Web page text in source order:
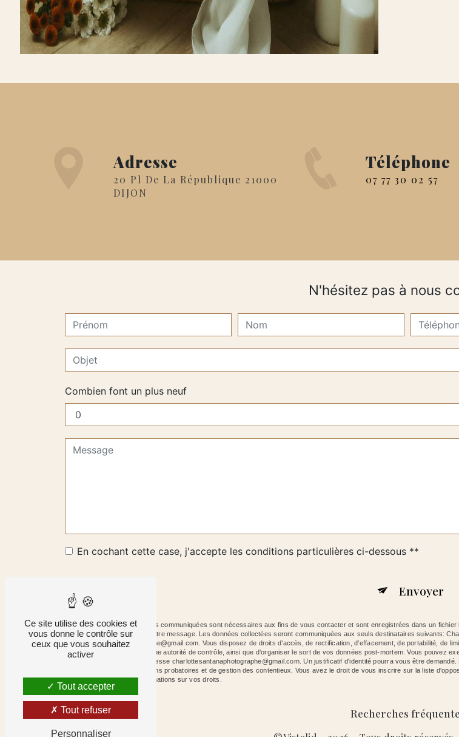
Adresse
20 Pl De La République 21000
DIJON
Téléphone
07 77 30 02 57
N'hésitez pas à nous
Combien font un plus neuf
En cochant cette case, j'accepte les conditions particulières ci-dessous **
Envoyer
** Les données personnelles communiquées sont nécessaires aux fins de vous contacter et sont enregistrées dans un
le seul but de répondre à votre message. Les données collectées seront communiquées aux seuls destinataires suivants:
charlottesantanaphotographe@gmail.com. Vous disposez de droits d’accès, de rectification, d’effacement, de portabilité, de
une réclamation auprès d’une autorité de contrôle, ainsi que d’organiser le sort de vos données post-mortem. Vous pouvez
courrier électronique à l'adresse charlottesantanaphotographe@gmail.com. Un justificatif d'identité pourra vous être
de prescription légale aux fins probatoires et de gestion des contentieux. Vous avez le droit de vous inscrire sur la liste
site cnil.fr pour plus d’informations sur vos droits.
Recherches
Ce site utilise des cookies et
vous donne le contrôle sur
ceux que vous souhaitez
activer
Tout accepter
Tout refuser
Personnaliser